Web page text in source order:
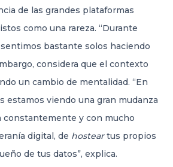
de las grandes plataformas
como una rareza. “Durante
bastante solos haciendo
considera que el contexto
un cambio de mentalidad. “En
estamos viendo una gran mudanza
constantemente y con mucho
digital, de hosteartus propios
de tus datos”, explica.